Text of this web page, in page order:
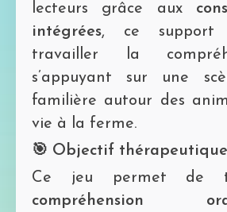
lecteurs grâce aux
intégrées, ce support
travailler la
s’appuyant sur une
familière autour des
vie à la ferme.
🎯 Objectif thérapeutique
Ce jeu permet de
compréhension